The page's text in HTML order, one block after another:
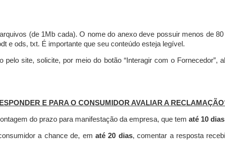
(de 1Mb cada). O nome do anexo deve possuir menos de
e ods, txt. É importante que seu conteúdo esteja legível.
site, solicite, por meio do botão “Interagir com o Fornecedor”,
E PARA O CONSUMIDOR AVALIAR A
do prazo para manifestação da empresa, que tem até 10 dias
a chance de, em até 20 dias, comentar a resposta